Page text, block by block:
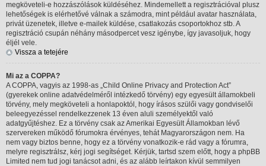
megköveteli-e hozzászólások küldéséhez. Mindemellett a regisztrációval plusz
lehetőségek is elérhetővé válnak a számodra, mint például avatar használata,
privát üzenetek, illetve e-mailek küldése, csatlakozás csoportokhoz stb. A
regisztráció csupán néhány másodpercet vesz igénybe, így javasoljuk, hogy
éljél vele.
Vissza a tetejére
Mi az a COPPA?
A COPPA, vagyis az 1998-as „Child Online Privacy and Protection Act”
(gyerekek online adatvédelméről intézkedő törvény) egy egyesült államokbeli
törvény, mely megköveteli a honlapoktól, hogy írásos szülői vagy gondviselői
beleegyezéssel rendelkezzenek 13 éven aluli személyektől való
adatgyűjtéshez. Ez a törvény csak az Amerikai Egyesült Államokban lévő
szervereken működő fórumokra érvényes, tehát Magyarországon nem. Ha
nem vagy biztos benne, hogy ez a törvény vonatkozik-e rád vagy a fórumra,
melyre regisztrálsz, kérj jogi segítséget. Kérjük, tartsd szem előtt, hogy a phpBB
Limited nem tud jogi tanácsot adni, és az alább leírtakon kívül semmilyen